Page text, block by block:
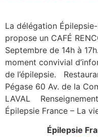
La délégation
propose un CAFÉ
Septembre de 14h à
moment convivial
de l’épilepsie.
Pégase 60 Av. de la
LAVAL
Épilepsie France – La
Épilepsie